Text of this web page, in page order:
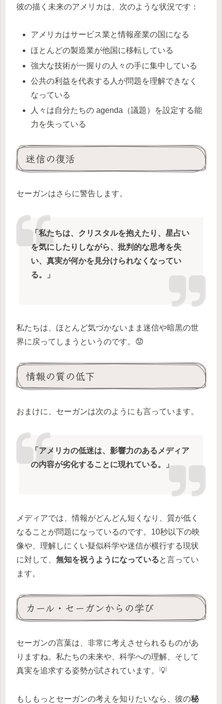
彼の描く未来のアメリカは、次のような状況です：
アメリカはサービス業と情報産業の国になる
ほとんどの製造業が他国に移転している
強大な技術が一握りの人々の手に集中している
公共の利益を代表する人が問題を理解できなく
なっている
人々は自分たちの agenda（議題）を設定する能
力を失っている
迷信の復活
セーガンはさらに警告します。
「私たちは、クリスタルを抱えたり、星占い
を気にしたりしながら、批判的な思考を失
い、真実が何かを見分けられなくなってい
る。」
私たちは、ほとんど気づかないまま迷信や暗黒の世
界に戻ってしまうというのです。😟
情報の質の低下
おまけに、セーガンは次のようにも言っています。
「アメリカの低迷は、影響力のあるメディア
の内容が劣化することに現れている。」
メディアでは、情報がどんどん短くなり、質が低く
なることが問題になっているのです。10秒以下の映
像や、理解しにくい疑似科学や迷信が横行する現状
に対して、 無知を祝うようになっていると言ってい
ます。
カール・セーガンからの学び
セーガンの言葉は、非常に考えさせられるものがあ
りますね。私たちの未来や、科学への理解、そして
真実を追求する姿勢が試されています。💡
もしもっとセーガンの考えを知りたいなら、彼の秘